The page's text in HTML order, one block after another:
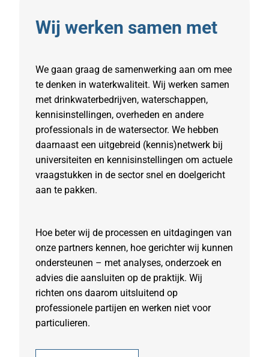
Wij werken samen met
We gaan graag de samenwerking aan om mee
te denken in waterkwaliteit. Wij werken samen
met drinkwaterbedrijven, waterschappen,
kennisinstellingen, overheden en andere
professionals in de watersector. We hebben
daarnaast een uitgebreid (kennis)netwerk bij
universiteiten en kennisinstellingen om actuele
vraagstukken in de sector snel en doelgericht
aan te pakken.
Hoe beter wij de processen en uitdagingen van
onze partners kennen, hoe gerichter wij kunnen
ondersteunen – met analyses, onderzoek en
advies die aansluiten op de praktijk. Wij
richten ons daarom uitsluitend op
professionele partijen en werken niet voor
particulieren.